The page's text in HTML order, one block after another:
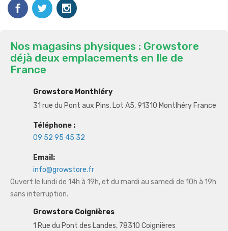
Nos magasins physiques : Growstore
déjà deux emplacements en Ile de
France
Growstore Monthléry
31 rue du Pont aux Pins, Lot A5, 91310 Montlhéry France
Téléphone :
09 52 95 45 32
Email:
info@growstore.fr
Ouvert le lundi de 14h à 19h, et du mardi au samedi de 10h à 19h
sans interruption.
Growstore Coignières
1 Rue du Pont des Landes, 78310 Coignières